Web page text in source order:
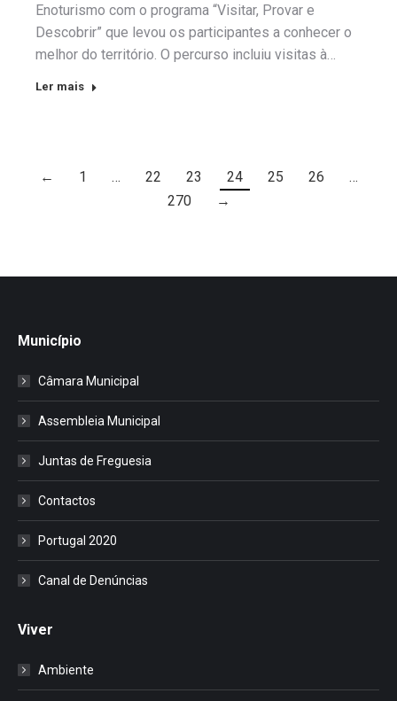
Enoturismo com o programa “Visitar, Provar e
Descobrir” que levou os participantes a conhecer o
melhor do território. O percurso incluiu visitas à…
Ler mais
← 1 … 22 23 24 25 26
…
270
→
Município
Câmara Municipal
Assembleia Municipal
Juntas de Freguesia
Contactos
Portugal 2020
Canal de Denúncias
Viver
Ambiente